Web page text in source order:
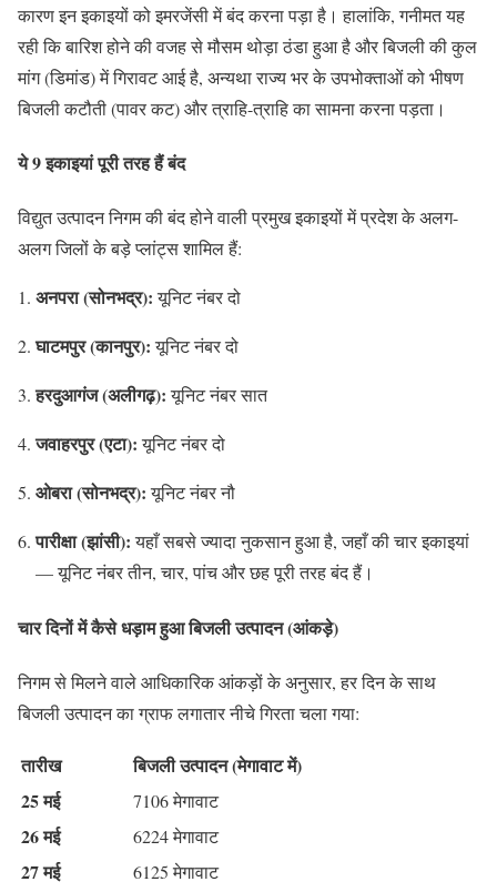
कारण इन इकाइयों को इमरजेंसी में बंद करना पड़ा है। हालांकि, गनीमत यह
रही कि बारिश होने की वजह से मौसम थोड़ा ठंडा हुआ है और बिजली की कुल
मांग (डिमांड) में गिरावट आई है, अन्यथा राज्य भर के उपभोक्ताओं को भीषण
बिजली कटौती (पावर कट) और त्राहि-त्राहि का सामना करना पड़ता।
ये 9 इकाइयां पूरी तरह हैं बंद
विद्युत उत्पादन निगम की बंद होने वाली प्रमुख इकाइयों में प्रदेश के अलग-
अलग जिलों के बड़े प्लांट्स शामिल हैं:
अनपरा (सोनभद्र):यूनिट नंबर दो
घाटमपुर (कानपुर):यूनिट नंबर दो
हरदुआगंज (अलीगढ़):यूनिट नंबर सात
जवाहरपुर (एटा):यूनिट नंबर दो
ओबरा (सोनभद्र):यूनिट नंबर नौ
पारीक्षा (झांसी):यहाँ सबसे ज्यादा नुकसान हुआ है, जहाँ की चार इकाइयां
— यूनिट नंबर तीन, चार, पांच और छह पूरी तरह बंद हैं।
चार दिनों में कैसे धड़ाम हुआ बिजली उत्पादन (आंकड़े)
निगम से मिलने वाले आधिकारिक आंकड़ों के अनुसार, हर दिन के साथ
बिजली उत्पादन का ग्राफ लगातार नीचे गिरता चला गया:
तारीख
बिजली उत्पादन (मेगावाट में)
25 मई
7106 मेगावाट
26 मई 6224 मेगावाट
27 मई 6125 मेगावाट